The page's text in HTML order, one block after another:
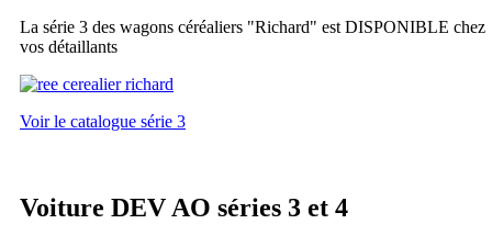
La série 3 des wagons céréaliers "Richard" est DISPONIBLE chez
vos détaillants
Voir le catalogue série 3
Voiture DEV AO séries 3 et 4